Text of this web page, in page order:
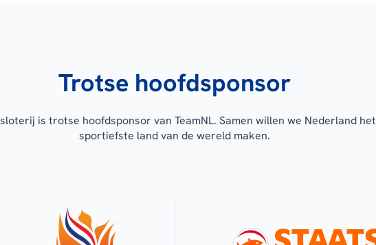
Trotse hoofdsponsor
is trotse hoofdsponsor van TeamNL. Samen willen we Nederland het
sportiefste land van de wereld maken.